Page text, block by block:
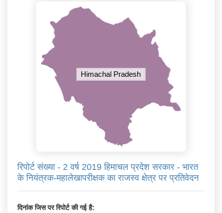
Himachal Pradesh
रिपोर्ट संख्या - 2 वर्ष 2019 हिमाचल प्रदेश सरकार - भारत
के नियंत्रक-महालेखापरीक्षक का राजस्व क्षेत्र पर प्रतिवेदन
दिनांक जिस पर रिपोर्ट की गई है: